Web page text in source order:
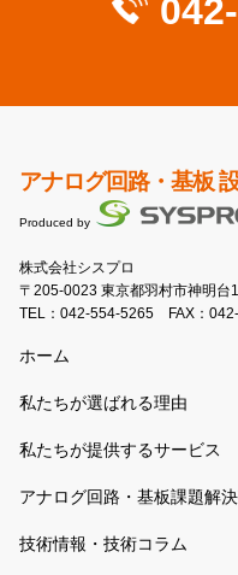
アナログ回路・基板
Produced by
株式会社シスプロ
〒205-0023 東京都羽村市神明台
TEL： 042-554-5265 FAX：
ホーム
私たちが選ばれる理由
私たちが提供するサービス
アナログ回路・基板課題解
技術情報・技術コラム